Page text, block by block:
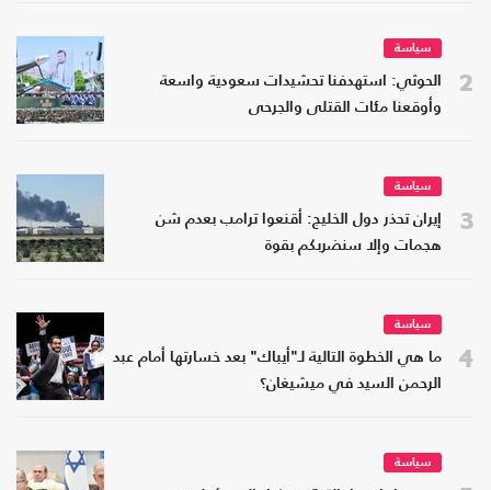
2
سياسة
الحوثي: استهدفنا تحشيدات سعودية واسعة
وأوقعنا مئات القتلى والجرحى
3
سياسة
إيران تحذر دول الخليج: أقنعوا ترامب بعدم شن
هجمات وإلا سنضربكم بقوة
4
سياسة
ما هي الخطوة التالية لـ"أيباك" بعد خسارتها أمام عبد
الرحمن السيد في ميشيغان؟
سياسة